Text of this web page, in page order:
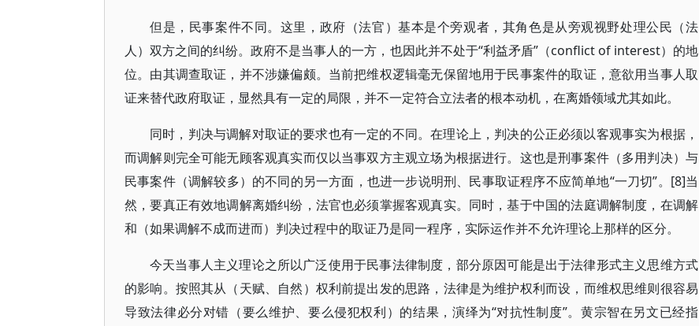
但是，民事案件不同。这里，政府（法官）基本是个旁观者，其角色是从旁观视野处理公民（法
人）双方之间的纠纷。政府不是当事人的一方，也因此并不处于“利益矛盾”（conflict of interest）的地
位。由其调查取证，并不涉嫌偏颇。当前把维权逻辑毫无保留地用于民事案件的取证，意欲用当事人取
证来替代政府取证，显然具有一定的局限，并不一定符合立法者的根本动机，在离婚领域尤其如此。
同时，判决与调解对取证的要求也有一定的不同。在理论上，判决的公正必须以客观事实为根据，
而调解则完全可能无顾客观真实而仅以当事双方主观立场为根据进行。这也是刑事案件（多用判决）与
民事案件（调解较多）的不同的另一方面，也进一步说明刑、民事取证程序不应简单地“一刀切”。[8]当
然，要真正有效地调解离婚纠纷，法官也必须掌握客观真实。同时，基于中国的法庭调解制度，在调解
和（如果调解不成而进而）判决过程中的取证乃是同一程序，实际运作并不允许理论上那样的区分。
今天当事人主义理论之所以广泛使用于民事法律制度，部分原因可能是出于法律形式主义思维方式
的影响。按照其从（天赋、自然）权利前提出发的思路，法律是为维护权利而设，而维权思维则很容易
导致法律必分对错（要么维护、要么侵犯权利）的结果，演绎为“对抗性制度”。黄宗智在另文已经指